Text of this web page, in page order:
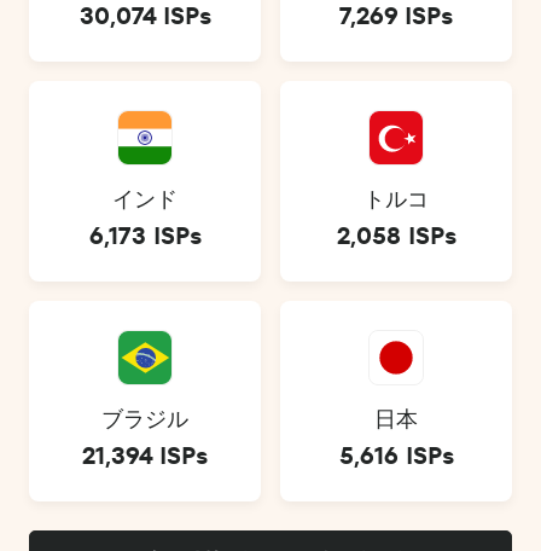
30,074 ISPs 7,269 ISPs
インド
6,173 ISPs
トルコ
2,058 ISPs
ブラジル
21,394 ISPs
日本
5,616 ISPs